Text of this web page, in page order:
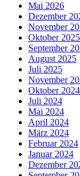
Mai 2026
Dezember
November
Oktober 2025
September
August 2025
Juli 2025
November
Oktober 2024
Juli 2024
Mai 2024
April 2024
März 2024
Februar 2024
Januar 2024
Dezember